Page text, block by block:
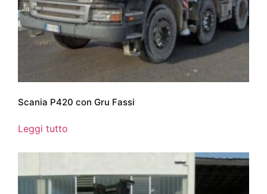
Scania P420 con Gru Fassi
Leggi tutto